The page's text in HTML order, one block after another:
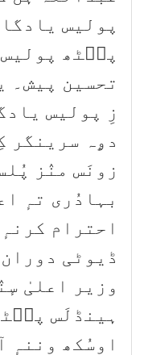
پولیس
پٮ۪ٹھ
تحسین پیش۔
زِ پولیس
دۄہ سرینگر
زونَس منٛز
بہادُری تہٕ
احترام
ڈیوٹی
ہینڈلَس
اوسُکھ وننہٕ